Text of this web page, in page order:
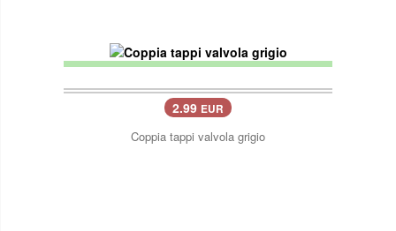
2.99 EUR
Coppia tappi valvola grigio